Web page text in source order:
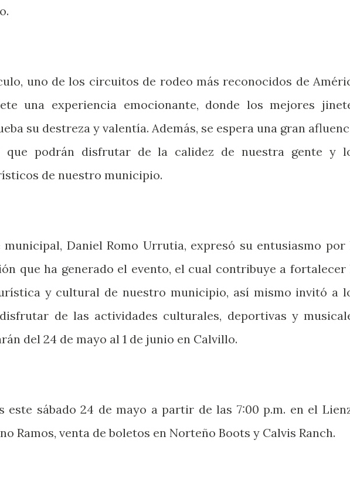
uno de los circuitos de rodeo más reconocidos de
una experiencia emocionante, donde los mejores
su destreza y valentía. Además, se espera una gran
que podrán disfrutar de la calidez de nuestra gente y
de nuestro municipio.
municipal, Daniel Romo Urrutia, expresó su entusiasmo por
que ha generado el evento, el cual contribuye a fortalecer
y cultural de nuestro municipio, así mismo invitó a
de las actividades culturales, deportivas y
del 24 de mayo al 1 de junio en Calvillo.
este sábado 24 de mayo a partir de las 7:00 p.m. en el
Ramos, venta de boletos en Norteño Boots y Calvis Ranch.